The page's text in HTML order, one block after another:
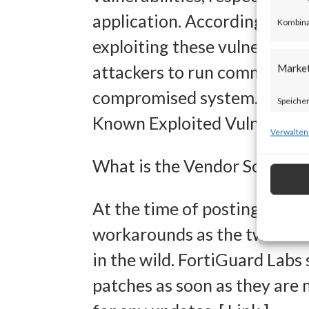
zur
application. According to
exploiting these
attackers to run commands
compromised system. Both
Known Exploited
What is the Vendor
At the time of posting, there
workarounds as the two
in the wild. FortiGuard
patches as soon as they